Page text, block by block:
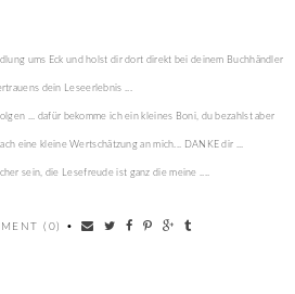
ums Eck und holst dir dort direkt bei deinem Buchhändler
dein Leseerlebnis ...
... dafür bekomme ich ein kleines Boni, du bezahlst aber
eine kleine Wertschätzung an mich... DANKE dir ...
sein, die Lesefreude ist ganz die meine ....
(0) •